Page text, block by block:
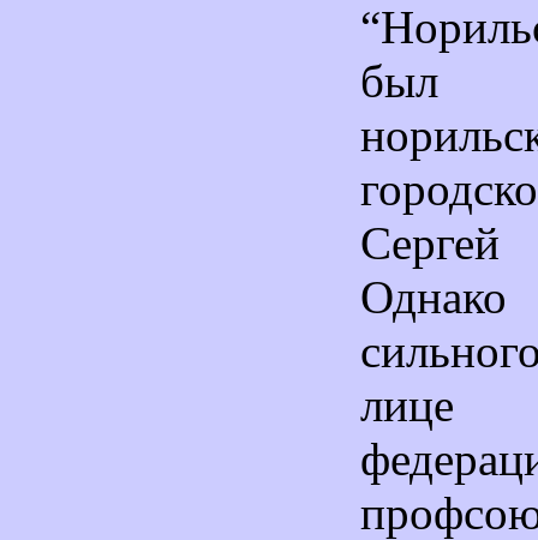
был
Однако
лице